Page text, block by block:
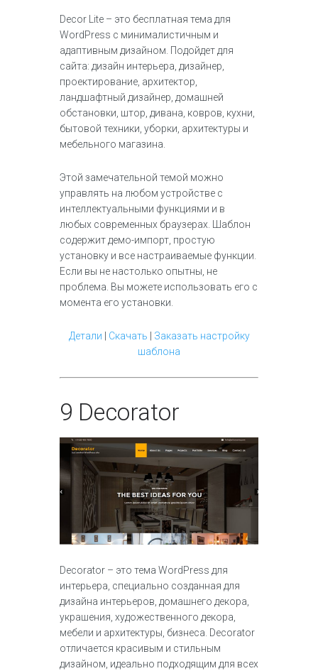
Decor Lite – это бесплатная тема для
WordPress с минималистичным и
адаптивным дизайном. Подойдет для
сайта: дизайн интерьера, дизайнер,
проектирование, архитектор,
ландшафтный дизайнер, домашней
обстановки, штор, дивана, ковров, кухни,
бытовой техники, уборки, архитектуры и
мебельного магазина.
Этой замечательной темой можно
управлять на любом устройстве с
интеллектуальными функциями и в
любых современных браузерах. Шаблон
содержит демо-импорт, простую
установку и все настраиваемые функции.
Если вы не настолько опытны, не
проблема. Вы можете использовать его с
момента его установки.
Детали Скачать
Заказать настройку
шаблона
9 Decorator
Decorator – это тема WordPress для
интерьера, специально созданная для
дизайна интерьеров, домашнего декора,
украшения, художественного декора,
мебели и архитектуры, бизнеса. Decorator
отличается красивым и стильным
дизайном, идеально подходящим для всех